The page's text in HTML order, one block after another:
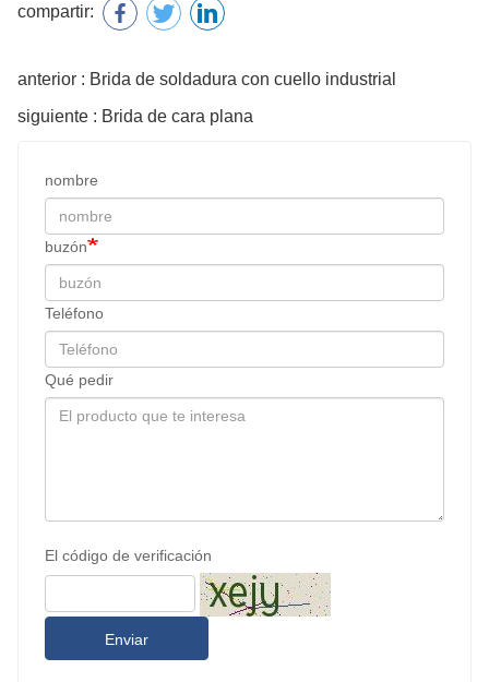
compartir:
anterior : Brida de soldadura con cuello industrial
siguiente : Brida de cara plana
nombre
buzón
Teléfono
Qué pedir
El código de verificación
Enviar